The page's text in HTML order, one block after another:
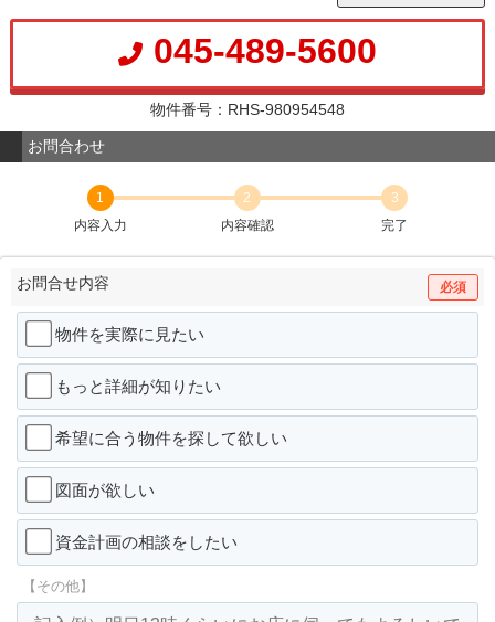
045-489-5600
物件番号：RHS-980954548
お問合わせ
1
内容入力
2
内容確認
3
完了
お問合せ内容 必須
物件を実際に見たい
もっと詳細が知りたい
希望に合う物件を探して欲しい
図面が欲しい
資金計画の相談をしたい
【その他】